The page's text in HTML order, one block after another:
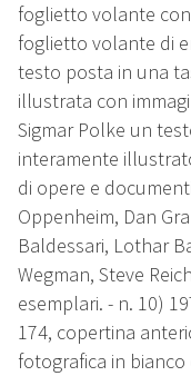
foglietto volante con
foglietto volante di
testo posta in una
illustrata con
Sigmar Polke un
interamente
di opere e
Oppenheim, Dan
Baldessari, Lothar
Wegman, Steve
esemplari. - n. 10)
174, copertina
fotografica in